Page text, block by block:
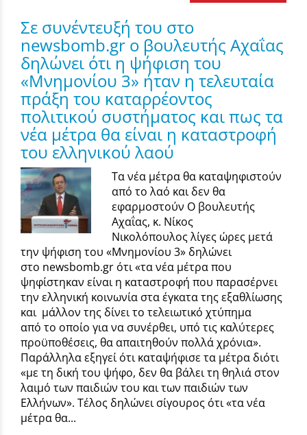
Σε συνέντευξή του στο
newsbomb.gr ο βουλευτής Αχαΐας
δηλώνει ότι η ψήφιση του
«Μνημονίου 3» ήταν η τελευταία
πράξη του καταρρέοντος
πολιτικού συστήματος και πως τα
νέα μέτρα θα είναι η καταστροφή
του ελληνικού λαού
Τα νέα μέτρα θα καταψηφιστούν
από το λαό και δεν θα
εφαρμοστούν O βουλευτής
Αχαΐας, κ. Νίκος
Νικολόπουλος λίγες ώρες μετά
την ψήφιση του «Μνημονίου 3» δηλώνει
στο newsbomb.gr ότι «τα νέα μέτρα που
ψηφίστηκαν είναι η καταστροφή που παρασέρνει
την ελληνική κοινωνία στα έγκατα της εξαθλίωσης
και μάλλον της δίνει το τελειωτικό χτύπημα
από το οποίο για να συνέρθει, υπό τις καλύτερες
προϋποθέσεις, θα απαιτηθούν πολλά χρόνια».
Παράλληλα εξηγεί ότι καταψήφισε τα μέτρα διότι
«με τη δική του ψήφο, δεν θα βάλει τη θηλιά στον
λαιμό των παιδιών του και των παιδιών των
Ελλήνων». Τέλος δηλώνει σίγουρος ότι «τα νέα
μέτρα θα...